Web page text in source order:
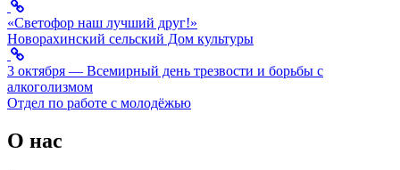
«Светофор наш лучший друг!»
Новорахинский сельский Дом культуры
3 октября — Всемирный день трезвости и борьбы с
алкоголизмом
Отдел по работе с молодёжью
О нас